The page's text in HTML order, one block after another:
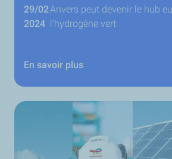
29/02
2024
Anvers peut devenir le hub
l’hydrogène vert
En savoir plus